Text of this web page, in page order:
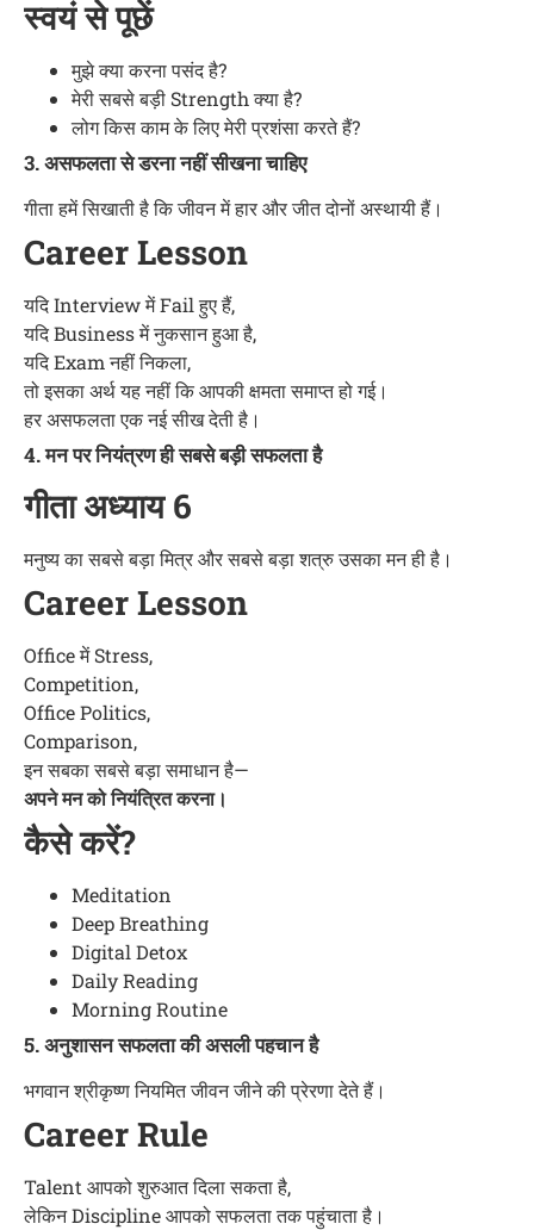
स्वयं से पूछें
मुझे क्या करना पसंद है?
मेरी सबसे बड़ी Strength क्या है?
लोग किस काम के लिए मेरी प्रशंसा करते हैं?
3. असफलता से डरना नहीं सीखना चाहिए
गीता हमें सिखाती है कि जीवन में हार और जीत दोनों अस्थायी हैं।
Career Lesson
यदि Interview में Fail हुए हैं,
यदि Business में नुकसान हुआ है,
यदि Exam नहीं निकला,
तो इसका अर्थ यह नहीं कि आपकी क्षमता समाप्त हो गई।
हर असफलता एक नई सीख देती है।
4. मन पर नियंत्रण ही सबसे बड़ी सफलता है
गीता अध्याय 6
मनुष्य का सबसे बड़ा मित्र और सबसे बड़ा शत्रु उसका मन ही है।
Career Lesson
Office में Stress,
Competition,
Office Politics,
Comparison,
इन सबका सबसे बड़ा समाधान है—
अपने मन को नियंत्रित करना।
कैसे करें?
Meditation
Deep Breathing
Digital Detox
Daily Reading
Morning Routine
5. अनुशासन सफलता की असली पहचान है
भगवान श्रीकृष्ण नियमित जीवन जीने की प्रेरणा देते हैं।
Career Rule
Talent आपको शुरुआत दिला सकता है,
लेकिन Discipline आपको सफलता तक पहुंचाता है।